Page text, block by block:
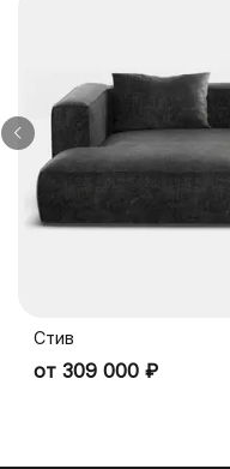
Стив
от 309 000 ₽